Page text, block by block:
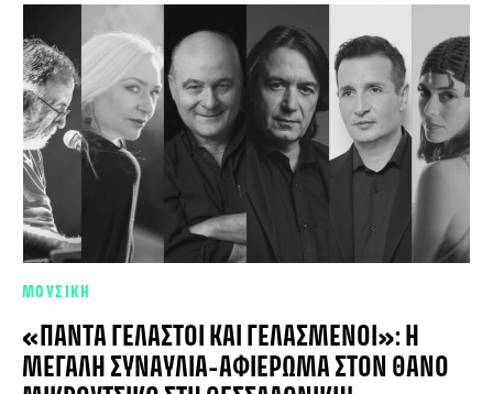
ΜΟΥΣΙΚΗ
«ΠΆΝΤΑ ΓΕΛΑΣΤΟΊ ΚΑΙ ΓΕΛΑΣΜΈΝΟΙ»: Η
ΜΕΓΆΛΗ ΣΥΝΑΥΛΊΑ-ΑΦΙΈΡΩΜΑ ΣΤΟΝ ΘΆΝΟ